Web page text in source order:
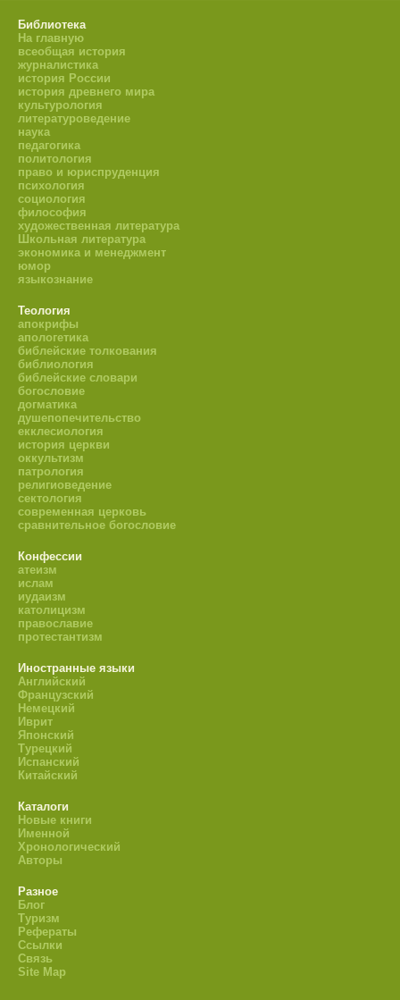
Библиотека
На главную
всеобщая история
журналистика
история России
история древнего мира
культурология
литературоведение
наука
педагогика
политология
право и юриспруденция
психология
социология
философия
художественная литература
Школьная литература
экономика и менеджмент
юмор
языкознание
Теология
апокрифы
апологетика
библейские толкования
библиология
библейские словари
богословие
догматика
душепопечительство
екклесиология
история церкви
оккультизм
патрология
религиоведение
сектология
современная церковь
сравнительное богословие
Конфессии
атеизм
ислам
иудаизм
католицизм
православие
протестантизм
Иностранные языки
Английский
Французский
Немецкий
Иврит
Японский
Турецкий
Испанский
Китайский
Каталоги
Новые книги
Именной
Хронологический
Авторы
Разное
Блог
Туризм
Рефераты
Ссылки
Связь
Site Map